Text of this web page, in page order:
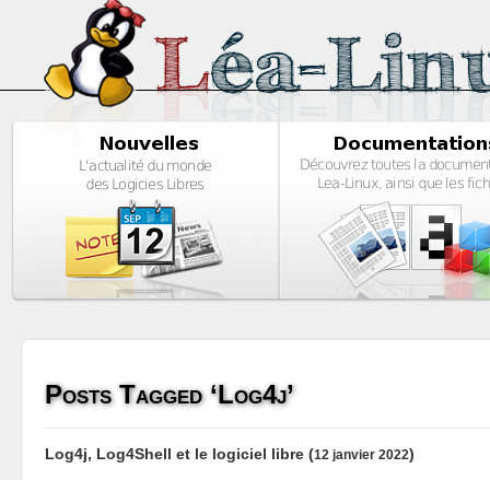
Posts Tagged ‘Log4j’
Log4j, Log4Shell et le logiciel libre(12 janvier 2022)